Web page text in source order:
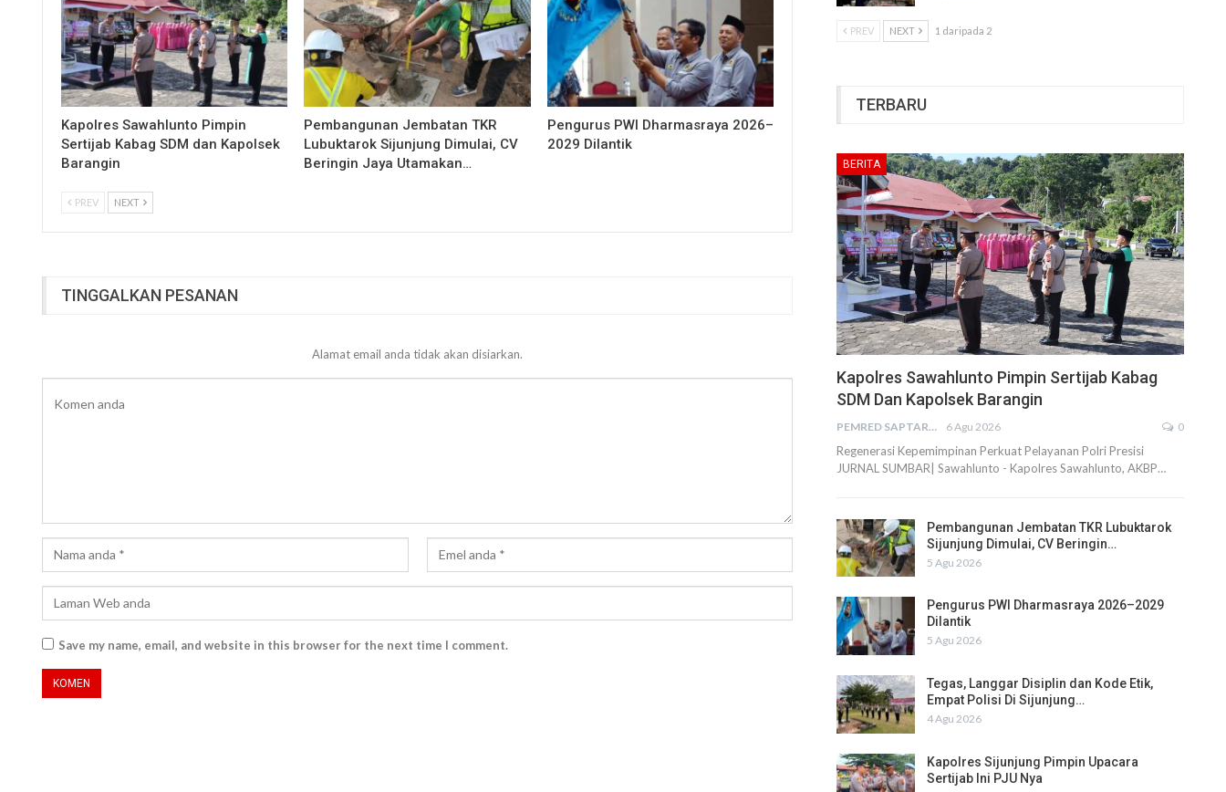
Kapolres Sawahlunto Pimpin
Sertijab Kabag SDM dan Kapolsek
Barangin
Pembangunan Jembatan TKR
Lubuktarok Sijunjung Dimulai, CV
Beringin Jaya Utamakan…
Pengurus PWI Dharmasraya 2026–
2029 Dilantik
PREV NEXT
TINGGALKAN PESANAN
Alamat email anda tidak akan disiarkan.
Save my name, email, and website in this browser for the next time I comment.
PREV NEXT 1 daripada 2
TERBARU
BERITA
Kapolres Sawahlunto Pimpin Sertijab Kabag
SDM Dan Kapolsek Barangin
PEMRED SAPTARIUS 6 Agu 2026 0
Regenerasi Kepemimpinan Perkuat Pelayanan Polri Presisi
JURNAL SUMBAR| Sawahlunto - Kapolres Sawahlunto, AKBP…
Pembangunan Jembatan TKR Lubuktarok
Sijunjung Dimulai, CV Beringin…
5 Agu 2026
Pengurus PWI Dharmasraya 2026–2029
Dilantik
5 Agu 2026
Tegas, Langgar Disiplin dan Kode Etik,
Empat Polisi Di Sijunjung…
4 Agu 2026
Kapolres Sijunjung Pimpin Upacara
Sertijab Ini PJU Nya